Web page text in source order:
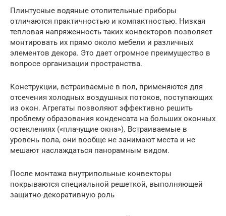
Плинтусные водяные отопительные приборы
отличаются практичностью и компактностью. Низкая
тепловая напряженность таких конвекторов позволяет
монтировать их прямо около мебели и различных
элементов декора. Это дает огромное преимущество в
вопросе организации пространства.
Конструкции, встраиваемые в пол, применяются для
отсечения холодных воздушных потоков, поступающих
из окон. Агрегаты позволяют эффективно решить
проблему образования конденсата на больших оконных
остеклениях («плачущие окна»). Встраиваемые в
уровень пола, они вообще не занимают места и не
мешают наслаждаться панорамным видом.
После монтажа внутрипольные конвекторы
покрываются специальной решеткой, выполняющей
защитно-декоративную роль